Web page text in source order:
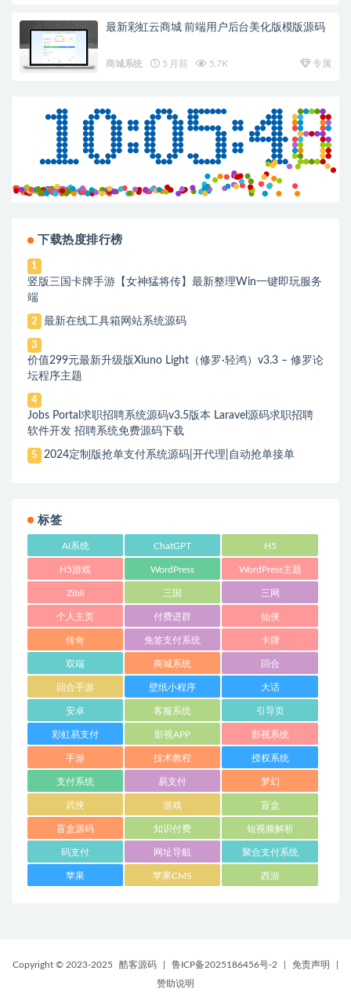
最新彩虹云商城 前端用户后台美化版模版源码
商城系统 5 月前 5.7K 专属
下载热度排行榜
1
竖版三国卡牌手游【女神猛将传】最新整理Win一键即玩服务
端
2 最新在线工具箱网站系统源码
3
价值299元最新升级版Xiuno Light（修罗·轻鸿）v3.3 – 修罗论
坛程序主题
4
Jobs Portal求职招聘系统源码v3.5版本 Laravel源码求职招聘
软件开发 招聘系统免费源码下载
5 2024定制版抢单支付系统源码|开代理|自动抢单接单
标签
AI系统 ChatGPT H5
H5游戏 WordPress WordPress主题
Zibll 三国 三网
个人主页 付费进群 仙侠
传奇 免签支付系统 卡牌
双端 商城系统 回合
回合手游 壁纸小程序 大话
安卓 客服系统 引导页
彩虹易支付 影视APP 影视系统
手游 技术教程 授权系统
支付系统 易支付 梦幻
武侠 游戏 盲盒
盲盒源码 知识付费 短视频解析
码支付 网址导航 聚合支付系统
苹果 苹果CMS 西游
Copyright © 2023-2025 酷客源码 鲁ICP备2025186456号-2 免责声明
赞助说明